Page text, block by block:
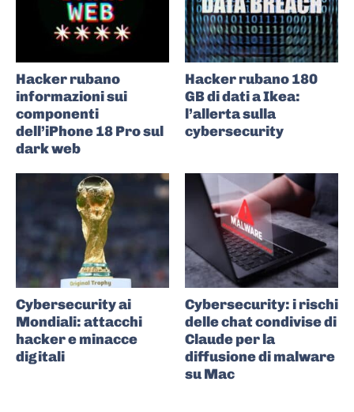
Hacker rubano
informazioni sui
componenti
dell’iPhone 18 Pro sul
dark web
Hacker rubano 180
GB di dati a Ikea:
l’allerta sulla
cybersecurity
Cybersecurity ai
Mondiali: attacchi
hacker e minacce
digitali
Cybersecurity: i rischi
delle chat condivise di
Claude per la
diffusione di malware
su Mac